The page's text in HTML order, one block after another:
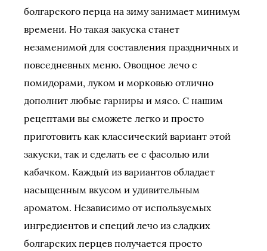
болгарского перца на зиму занимает минимум
времени. Но такая закуска станет
незаменимой для составления праздничных и
повседневных меню. Овощное лечо с
помидорами, луком и морковью отлично
дополнит любые гарниры и мясо. С нашим
рецептами вы сможете легко и просто
приготовить как классический вариант этой
закуски, так и сделать ее с фасолью или
кабачком. Каждый из вариантов обладает
насыщенным вкусом и удивительным
ароматом. Независимо от используемых
ингредиентов и специй лечо из сладких
болгарских перцев получается просто